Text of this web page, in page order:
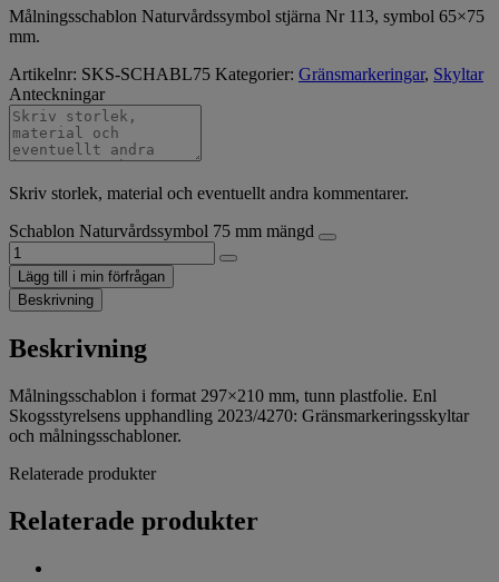
Målningsschablon Naturvårdssymbol stjärna Nr 113, symbol 65×75
mm.
Artikelnr: SKS-SCHABL75 Kategorier: Gränsmarkeringar, Skyltar
Anteckningar
Skriv storlek, material och eventuellt andra kommentarer.
Schablon Naturvårdssymbol 75 mm mängd
Lägg till i min förfrågan
Beskrivning
Beskrivning
Målningsschablon i format 297×210 mm, tunn plastfolie. Enl
Skogsstyrelsens upphandling 2023/4270: Gränsmarkeringsskyltar
och målningsschabloner.
Relaterade produkter
Relaterade produkter